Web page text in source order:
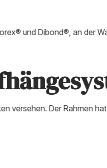
und Dibond®, an der
versehen. Der Rahmen